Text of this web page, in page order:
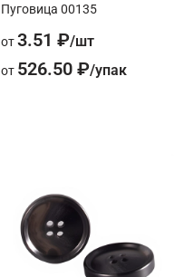
Пуговица 00135
от 3.51 ₽
от 526.50 ₽